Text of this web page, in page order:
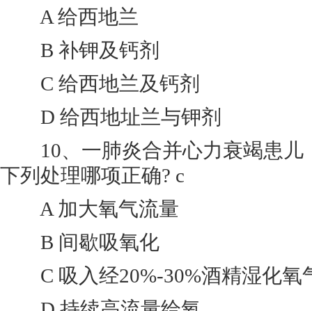
A 给西地兰
B 补钾及钙剂
C 给西地兰及钙剂
D 给西地址兰与钾剂
10、一肺炎合并心力衰竭患儿
下列处理哪项正确? c
A 加大氧气流量
B 间歇吸氧化
C 吸入经20%-30%酒精湿化氧